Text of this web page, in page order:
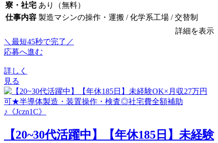
寮・社宅 あり（無料）
仕事内容 製造マシンの操作・運搬 / 化学系工場 / 交替制
詳細を表示
＼最短45秒で完了／
応募へ進む
詳しく
見る
【20~30代活躍中】【年休185日】未経験